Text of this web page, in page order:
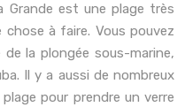
Grande est une plage très
à faire. Vous pouvez
la plongée sous-marine,
Il y a aussi de nombreux
pour prendre un verre